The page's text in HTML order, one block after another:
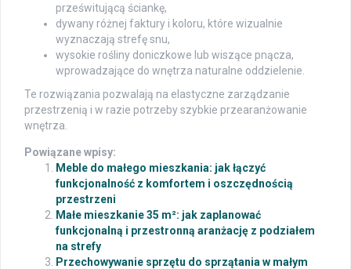
prześwitującą ściankę,
dywany różnej faktury i koloru, które wizualnie
wyznaczają strefę snu,
wysokie rośliny doniczkowe lub wiszące pnącza,
wprowadzające do wnętrza naturalne oddzielenie.
Te rozwiązania pozwalają na elastyczne zarządzanie
przestrzenią i w razie potrzeby szybkie przearanżowanie
wnętrza.
Powiązane wpisy:
Meble do małego mieszkania: jak łączyć
funkcjonalność z komfortem i oszczędnością
przestrzeni
Małe mieszkanie 35 m²: jak zaplanować
funkcjonalną i przestronną aranżację z podziałem
na strefy
Przechowywanie sprzętu do sprzątania w małym